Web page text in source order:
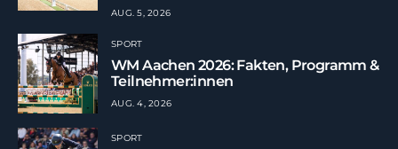
AUG. 5, 2026
SPORT
WM Aachen 2026: Fakten, Programm &
Teilnehmer:innen
AUG. 4, 2026
SPORT